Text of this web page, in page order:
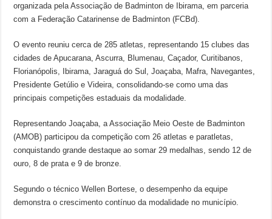
organizada pela Associação de Badminton de Ibirama, em parceria
com a Federação Catarinense de Badminton (FCBd).
O evento reuniu cerca de 285 atletas, representando 15 clubes das
cidades de Apucarana, Ascurra, Blumenau, Caçador, Curitibanos,
Florianópolis, Ibirama, Jaraguá do Sul, Joaçaba, Mafra, Navegantes,
Presidente Getúlio e Videira, consolidando-se como uma das
principais competições estaduais da modalidade.
Representando Joaçaba, a Associação Meio Oeste de Badminton
(AMOB) participou da competição com 26 atletas e paratletas,
conquistando grande destaque ao somar 29 medalhas, sendo 12 de
ouro, 8 de prata e 9 de bronze.
Segundo o técnico Wellen Bortese, o desempenho da equipe
demonstra o crescimento contínuo da modalidade no município.